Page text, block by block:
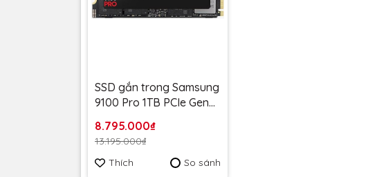
SSD gắn trong Samsung
9100 Pro 1TB PCIe Gen5
VAP1T0BW - Bảo hành 5
năm
8.795.000₫
13.195.000₫
Thích
So sánh